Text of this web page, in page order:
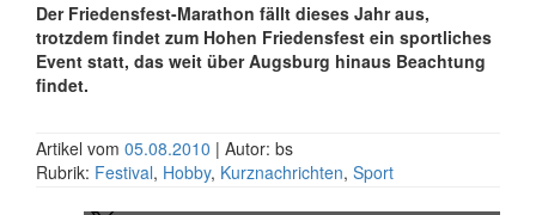
Der Friedensfest-Marathon fällt dieses Jahr aus,
trotzdem findet zum Hohen Friedensfest ein sportliches
Event statt, das weit über Augsburg hinaus Beachtung
findet.
Artikel vom 05.08.2010 | Autor: bs
Rubrik: Festival, Hobby, Kurznachrichten, Sport